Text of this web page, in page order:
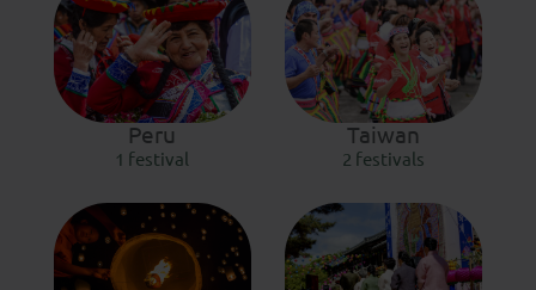
Peru
1 festival
Taiwan
2 festivals